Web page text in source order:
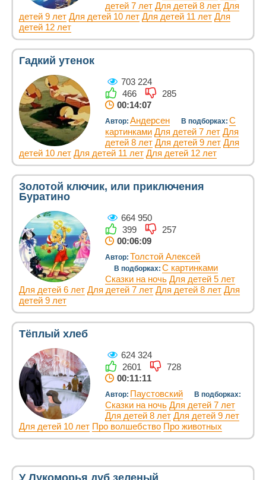
детей 7 лет Для детей 8 лет Для
детей 9 лет Для детей 10 лет Для детей 11 лет Для
детей 12 лет
Гадкий утенок
703 224
466
285
00:14:07
Автор: Андерсен В подборках: С
картинками Для детей 7 лет Для
детей 8 лет Для детей 9 лет Для
детей 10 лет Для детей 11 лет Для детей 12 лет
Золотой ключик, или приключения
Буратино
664 950
399
257
00:06:09
Автор: Толстой Алексей
В подборках: С картинками
Сказки на ночь Для детей 5 лет
Для детей 6 лет Для детей 7 лет Для детей 8 лет Для
детей 9 лет
Тёплый хлеб
624 324
2601
728
00:11:11
Автор: Паустовский В подборках:
Сказки на ночь Для детей 7 лет
Для детей 8 лет Для детей 9 лет
Для детей 10 лет Про волшебство Про животных
У Лукоморья дуб зеленый